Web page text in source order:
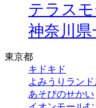
テラス
神奈川
東京都
キドキド
よみうりラン
あそびのせかい